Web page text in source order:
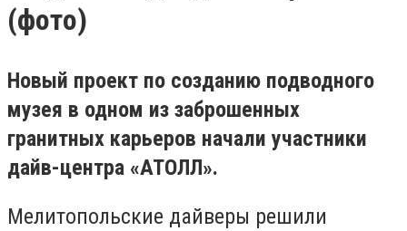
(фото)
Новый проект по созданию подводного
музея в одном из заброшенных
гранитных карьеров начали участники
дайв-центра «АТОЛЛ».
Мелитопольские дайверы решили